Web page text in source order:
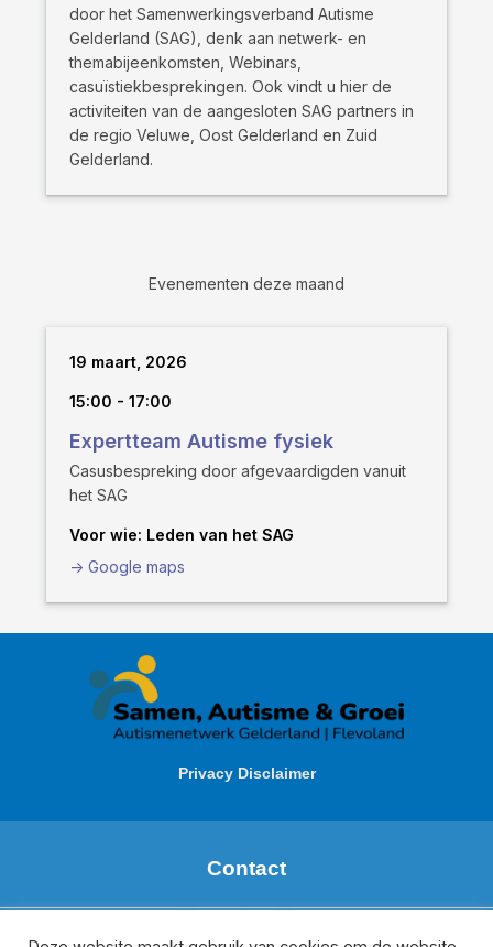
door het Samenwerkingsverband Autisme
Gelderland (SAG), denk aan netwerk- en
themabijeenkomsten, Webinars,
casuïstiekbesprekingen. Ook vindt u hier de
activiteiten van de aangesloten SAG partners in
de regio Veluwe, Oost Gelderland en Zuid
Gelderland.
Evenementen deze maand
19 maart, 2026
15:00 - 17:00
Expertteam Autisme fysiek
Casusbespreking door afgevaardigden vanuit
het SAG
Voor wie: Leden van het SAG
-> Google maps
Privacy Disclaimer
Contact